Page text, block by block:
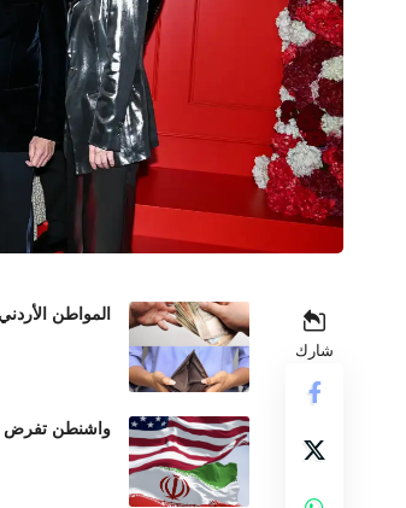
شارك
المواطن
واشنطن تفرض